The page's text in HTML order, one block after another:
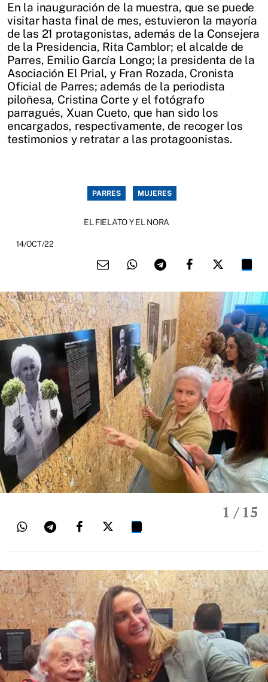
En la inauguración de la muestra, que se puede
visitar hasta final de mes, estuvieron la mayoría
de las 21 protagonistas, además de la Consejera
de la Presidencia, Rita Camblor; el alcalde de
Parres, Emilio García Longo; la presidenta de la
Asociación El Prial, y Fran Rozada, Cronista
Oficial de Parres; además de la periodista
piloñesa, Cristina Corte y el fotógrafo
parragués, Xuan Cueto, que han sido los
encargados, respectivamente, de recoger los
testimonios y retratar a las protagoonistas.
PARRES MUJERES
EL FIELATO Y EL NORA
14/OCT/22
1 / 15